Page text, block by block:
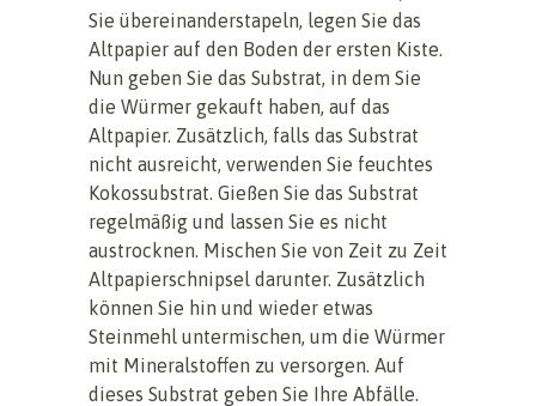
Sie übereinanderstapeln, legen Sie das
Altpapier auf den Boden der ersten Kiste.
Nun geben Sie das Substrat, in dem Sie
die Würmer gekauft haben, auf das
Altpapier. Zusätzlich, falls das Substrat
nicht ausreicht, verwenden Sie feuchtes
Kokossubstrat. Gießen Sie das Substrat
regelmäßig und lassen Sie es nicht
austrocknen. Mischen Sie von Zeit zu Zeit
Altpapierschnipsel darunter. Zusätzlich
können Sie hin und wieder etwas
Steinmehl untermischen, um die Würmer
mit Mineralstoffen zu versorgen. Auf
dieses Substrat geben Sie Ihre Abfälle.